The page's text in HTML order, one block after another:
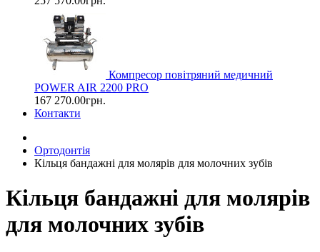
Компресор повітряний медичний
POWER AIR 2200 PRO
167 270.00грн.
Контакти
Ортодонтія
Кільця бандажні для молярів для молочних зубів
Кільця бандажні для молярів
для молочних зубів